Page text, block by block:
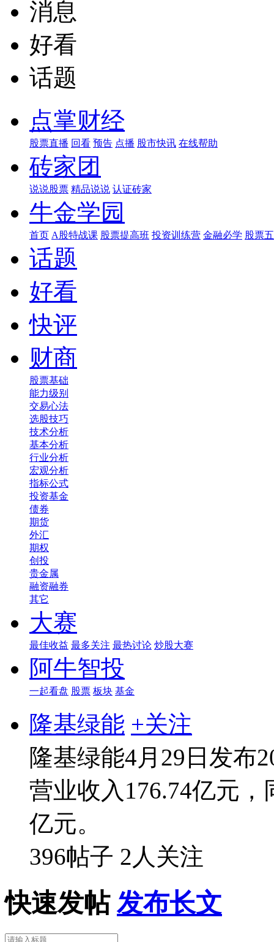
消息
好看
话题
点掌财经
股票直播 回看 预告 点播 股市快讯 在线帮助
砖家团
说说股票 精品说说 认证砖家
牛金学园
首页 A股特战课 股票提高班 投资训练营 金融必学 股票
话题
好看
快评
财商
股票基础
能力级别
交易心法
选股技巧
技术分析
基本分析
行业分析
宏观分析
指标公式
投资基金
债券
期货
外汇
期权
创投
贵金属
融资融券
其它
大赛
最佳收益 最多关注 最热讨论 炒股大赛
阿牛智投
一起看盘 股票 板块 基金
隆基绿能 +关注
隆基绿能4月29日发布
营业收入176.74亿元，
亿元。
396帖子 2人关注
快速发帖 发布长文